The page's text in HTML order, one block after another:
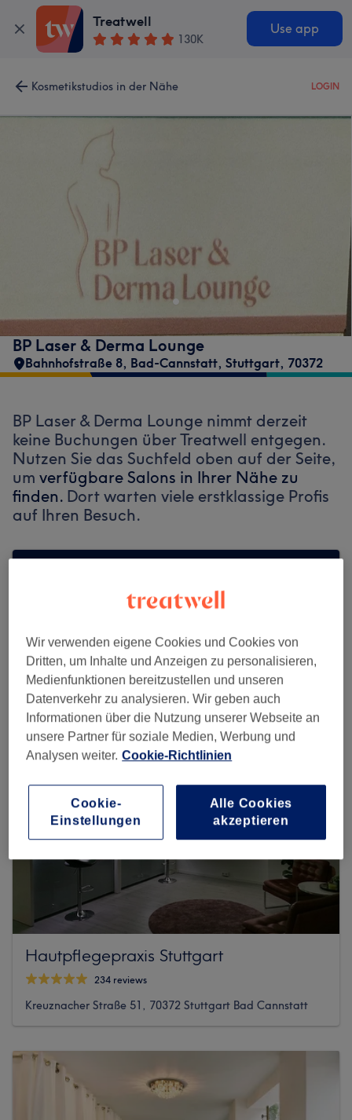
Treatwell
130K
Use app
Kosmetikstudios in der Nähe LOGIN
BP Laser & Derma Lounge
Bahnhofstraße 8, Bad-Cannstatt, Stuttgart, 70372
BP Laser & Derma Lounge nimmt derzeit
keine Buchungen über Treatwell entgegen.
Nutzen Sie das Suchfeld oben auf der Seite,
um verfügbare Salons in Ihrer Nähe zu
finden. Dort warten viele erstklassige Profis
auf Ihren Besuch.
Auf Treatwell finden
Hautpflegepraxis Stuttgart
234 reviews
Kreuznacher Straße 51, 70372 Stuttgart Bad Cannstatt
Wir verwenden eigene Cookies und Cookies von
Dritten, um Inhalte und Anzeigen zu personalisieren,
Medienfunktionen bereitzustellen und unseren
Datenverkehr zu analysieren. Wir geben auch
Informationen über die Nutzung unserer Webseite an
unsere Partner für soziale Medien, Werbung und
Analysen weiter. Cookie-Richtlinien
Cookie-
Einstellungen
Alle Cookies
akzeptieren